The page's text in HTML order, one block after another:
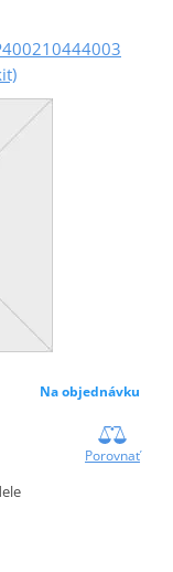
Na objednávku
Porovnať